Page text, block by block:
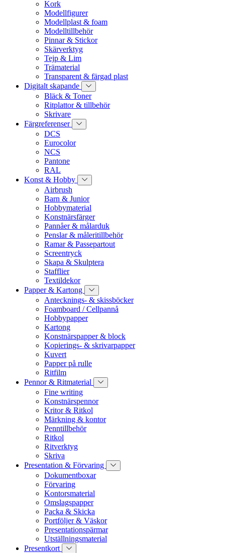
Kork
Modellfigurer
Modellplast & foam
Modelltillbehör
Pinnar & Stickor
Skärverktyg
Tejp & Lim
Trämaterial
Transparent & färgad plast
Digitalt skapande
Bläck & Toner
Ritplattor & tillbehör
Skrivare
Färgreferenser
DCS
Eurocolor
NCS
Pantone
RAL
Konst & Hobby
Airbrush
Barn & Junior
Hobbymaterial
Konstnärsfärger
Pannåer & målarduk
Penslar & måleritillbehör
Ramar & Passepartout
Screentryck
Skapa & Skulptera
Stafflier
Textildekor
Papper & Kartong
Antecknings- & skissböcker
Foamboard / Cellpannå
Hobbypapper
Kartong
Konstnärspapper & block
Kopierings- & skrivarpapper
Kuvert
Papper på rulle
Ritfilm
Pennor & Ritmaterial
Fine writing
Konstnärspennor
Kritor & Ritkol
Märkning & kontor
Penntillbehör
Ritkol
Ritverktyg
Skriva
Presentation & Förvaring
Dokumentboxar
Förvaring
Kontorsmaterial
Omslagspapper
Packa & Skicka
Portföljer & Väskor
Presentationspärmar
Utställningsmaterial
Presentkort